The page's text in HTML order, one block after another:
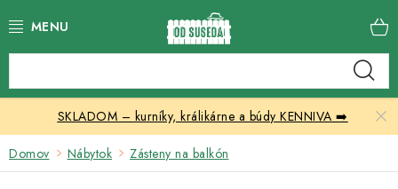
na
Skleníky
Nábytok
SKLADOM – kurníky, králikárne a búdy KENNIVA ➡️
Domov Nábytok Zásteny na balkón